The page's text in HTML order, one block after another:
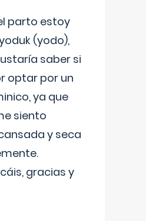
parto estoy
(yodo),
saber si
optar por un
ya que
siento
y seca
gracias y